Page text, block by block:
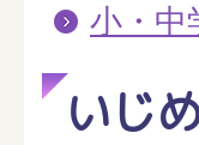
小・中
いじ